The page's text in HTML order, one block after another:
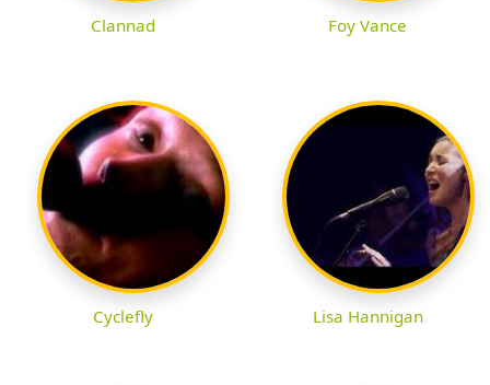
Clannad Foy Vance
Cyclefly Lisa Hannigan